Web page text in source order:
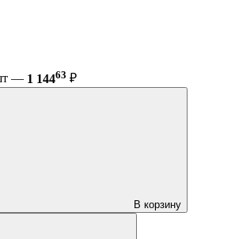
— 1 14463 ₽
В корзину